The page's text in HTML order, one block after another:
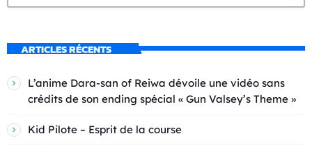
ARTICLES RÉCENTS
L’anime Dara-san of Reiwa dévoile une vidéo sans
crédits de son ending spécial « Gun Valsey’s Theme »
Kid Pilote – Esprit de la course